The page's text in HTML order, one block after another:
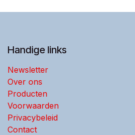
Handige links
Newsletter
Over ons
Producten
Voorwaarden
Privacybeleid
Contact